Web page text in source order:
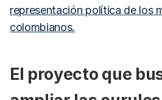
representación política de los
colombianos.
El proyecto que